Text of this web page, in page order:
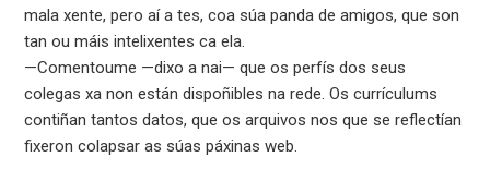
mala xente, pero aí a tes, coa súa panda de amigos, que son
tan ou máis intelixentes ca ela.
—Comentoume —dixo a nai— que os perfís dos seus
colegas xa non están dispoñibles na rede. Os currículums
contiñan tantos datos, que os arquivos nos que se reflectían
fixeron colapsar as súas páxinas web.